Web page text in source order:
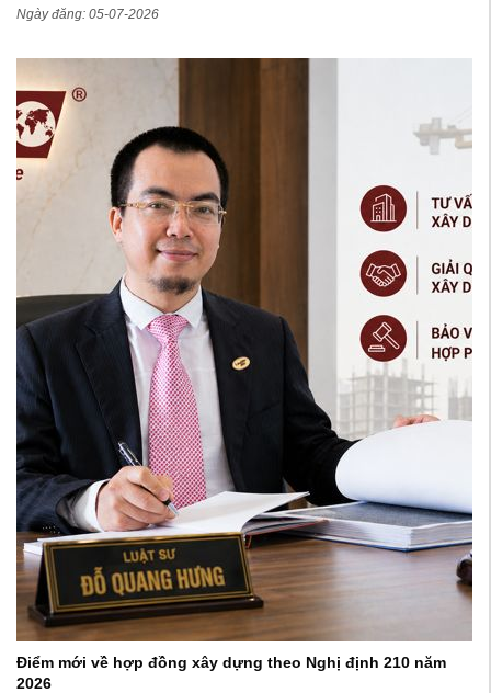
Ngày đăng: 05-07-2026
Điểm mới về hợp đồng xây dựng theo Nghị định 210 năm
2026